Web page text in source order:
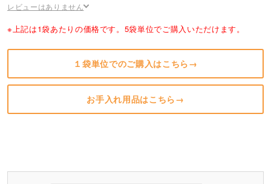
レビューはありません
※上記は1袋あたりの価格です。5袋単位でご購入いただけます。
１袋単位でのご購入はこちら→
お手入れ用品はこちら→